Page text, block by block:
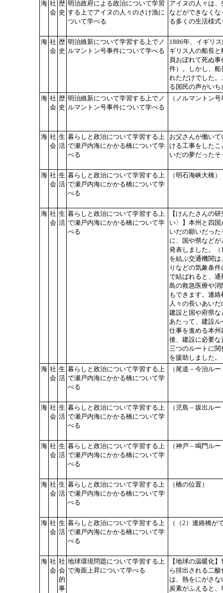
海 社
会
歴
史
明治政府による政治について学習
する上でアイヌの人々のさけ漁に
ついて学べる
アイヌの人々は
などができなく
る多くの生活様
海 社
会
歴
史
明治維新について学習する上でノ
ルマントン号事件について学べる
1886年、イギリ
ギリス人の船長
員おぼれて死ぬ
件）。しかし、
れただけでした
る国民の声がい
海 社
会
歴
史
明治維新について学習する上でノ
ルマントン号事件について学べる
（ノルマントン
海 社
会
生
活
暮らしと政治について学習する上
で瀬戸内海にかかる橋について学
べる
お父さんが働い
ける工事をした
いだの夢だったそ
海 社
会
生
活
暮らしと政治について学習する上
で瀬戸内海にかかる橋について学
べる
（明石海峡大橋）
海 社
会
生
活
暮らしと政治について学習する上
で瀬戸内海にかかる橋について学
べる
【けんたさんの
い〉】本州と四
いだの願いだっ
に、国や県など
発表しました。
を結ぶ交通機関
りなどの気象条
で結ばれると、
島の救急医療や
もできます。連
人々の長いあい
建設と国や府県
あたって、建設
仕事を進める本
後、建設に必要
三つのルートに
を援助しました。
海 社
会
生
活
暮らしと政治について学習する上
で瀬戸内海にかかる橋について学
べる
（尾道－今治ルー
海 社
会
生
活
暮らしと政治について学習する上
で瀬戸内海にかかる橋について学
べる
（児島－坂出ルー
海 社
会
生
活
暮らしと政治について学習する上
で瀬戸内海にかかる橋について学
べる
（神戸－鳴門ルー
海 社
会
生
活
暮らしと政治について学習する上
で瀬戸内海にかかる橋について学
べる
（橋の位置）
海 社
会
生
活
暮らしと政治について学習する上
で瀬戸内海にかかる橋について学
べる
（（2）連絡橋が
海 社
会
社
会
的
事
地球環境問題について学習する上
で海面上昇について学べる
【地球の温暖化
ら排出される二
は、熱をにがさ
炭素がふえると